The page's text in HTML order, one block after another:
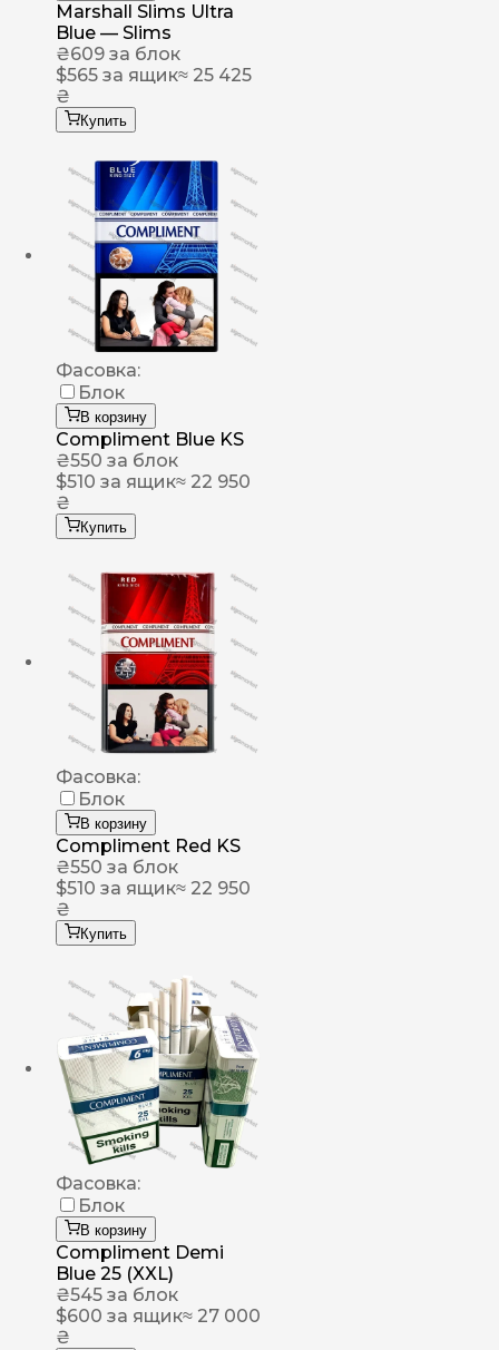
Marshall Slims Ultra
Blue — Slims
₴609 за блок
$565 за ящик≈ 25 425
₴
Купить
Фасовка:
Блок
В корзину
Compliment Blue KS
₴550 за блок
$510 за ящик≈ 22 950
₴
Купить
Фасовка:
Блок
В корзину
Compliment Red KS
₴550 за блок
$510 за ящик≈ 22 950
₴
Купить
Фасовка:
Блок
В корзину
Compliment Demi
Blue 25 (XXL)
₴545 за блок
$600 за ящик≈ 27 000
₴